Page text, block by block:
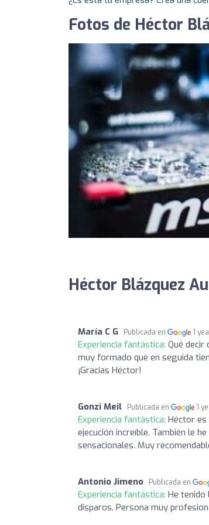
Fotos de Héctor
Héctor Blázquez
María C G Publicada en 1
Experiencia fantástica: Qué
muy formado que en seguida
¡Gracias Héctor!
Gonzi Meil Publicada en 1
Experiencia fantástica: Héctor es
ejecución increíble. También le
sensacionales. Muy
Antonio Jimeno Publicada en
Experiencia fantástica: He tenido
disparos. Persona muy